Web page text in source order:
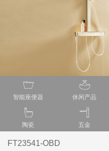
智能座便器 休闲产品
陶瓷 五金
FT23541-OBD